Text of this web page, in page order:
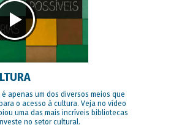
é apenas um dos diversos meios que
o acesso à cultura. Veja no vídeo
uma das mais incríveis bibliotecas
no setor cultural.